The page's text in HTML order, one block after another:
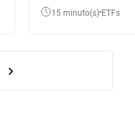
15 minuto(s) ETFs